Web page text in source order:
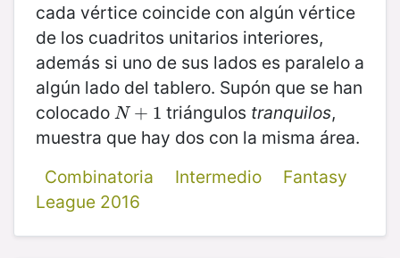
cada vértice coincide con algún vértice
de los cuadritos unitarios interiores,
además si uno de sus lados es paralelo a
algún lado del tablero. Supón que se han
colocado N + 1
N+1 triángulos tranquilos,
muestra que hay dos con la misma área.
Combinatoria
Intermedio
Fantasy
League 2016